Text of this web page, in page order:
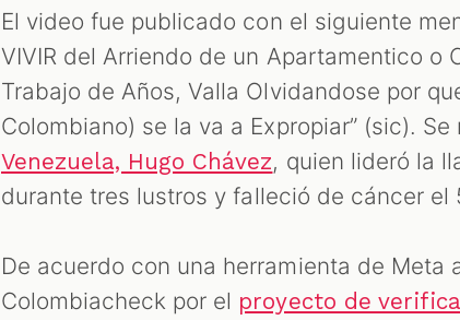
El video fue publicado con el siguiente
VIVIR del Arriendo de un Apartamentico o
Trabajo de Años, Valla Olvidandose por
Colombiano) se la va a Expropiar” (sic). Se
Venezuela, Hugo Chávez, quien lideró la
durante tres lustros y falleció de cáncer el
De acuerdo con una herramienta de Meta
Colombiacheck por el proyecto de